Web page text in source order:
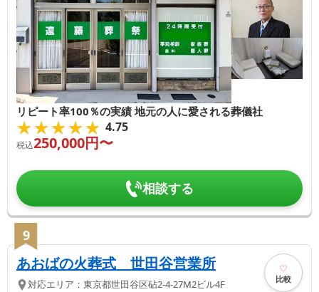
リピート率100％の実績 地元の人に愛される葬儀社
★★★★★
★★★★★ 4.75
税込250,000円〜
相談する
9
あおばの火葬式 世田谷営業所
対応エリア： 東京都世田谷区砧2-4-27M2ビル4F 比較